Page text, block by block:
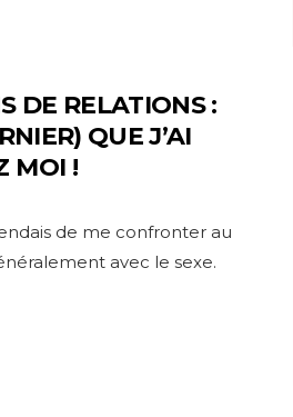
DE RELATIONS :
QUE J’AI
MOI !
de me confronter au
avec le sexe.